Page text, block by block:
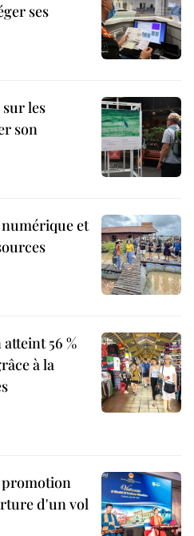
ses
les
son
et
56 %
à la
promotion
d'un vol